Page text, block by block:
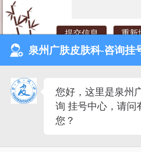
就诊时间：早8：00-晚18：00（节假日不
来院地址：泉州市丰泽区泉秀街道泉淮社
医疗广告审查证明文号：（闽-泉-丰）医广
泉州广肤皮肤科-咨询挂
您好，这里是泉州
询 挂号中心，请问
您？